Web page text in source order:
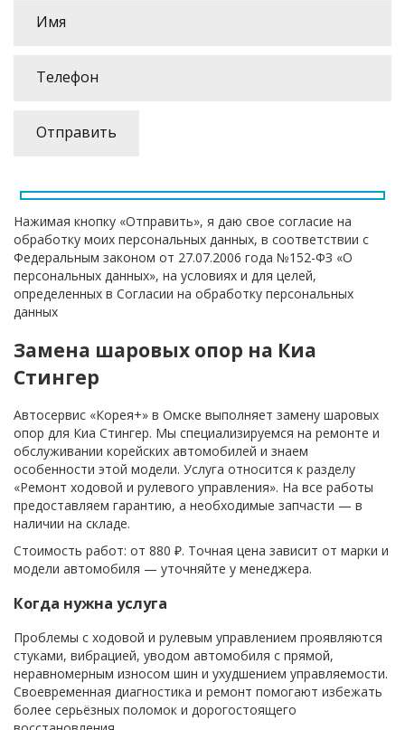
Нажимая кнопку «Отправить», я даю свое согласие на
обработку моих персональных данных, в соответствии с
Федеральным законом от 27.07.2006 года №152-ФЗ «О
персональных данных», на условиях и для целей,
определенных в Согласии на обработку персональных
данных
Замена шаровых опор на Киа
Стингер
Автосервис «Корея+» в Омске выполняет замену шаровых
опор для Киа Стингер. Мы специализируемся на ремонте и
обслуживании корейских автомобилей и знаем
особенности этой модели. Услуга относится к разделу
«Ремонт ходовой и рулевого управления». На все работы
предоставляем гарантию, а необходимые запчасти — в
наличии на складе.
Стоимость работ: от 880 ₽. Точная цена зависит от марки и
модели автомобиля — уточняйте у менеджера.
Когда нужна услуга
Проблемы с ходовой и рулевым управлением проявляются
стуками, вибрацией, уводом автомобиля с прямой,
неравномерным износом шин и ухудшением управляемости.
Своевременная диагностика и ремонт помогают избежать
более серьёзных поломок и дорогостоящего